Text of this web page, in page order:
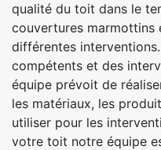
qualité du toit dans le
couvertures marmottins
différentes
compétents et des
équipe prévoit de
les matériaux, les
utiliser pour les
votre toit notre équipe